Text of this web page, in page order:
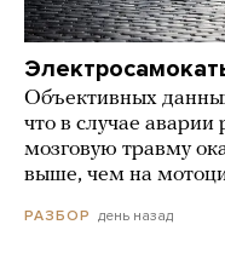
Объективных
что в случае аварии
мозговую травму
выше, чем на
РАЗБОР день назад